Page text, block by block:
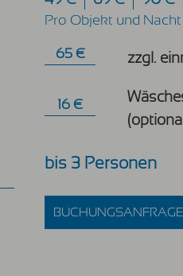
Pro Objekt und Nacht
65 € zzgl.
16 €
bis 3 Personen
BUCHUNGSANFRAGE